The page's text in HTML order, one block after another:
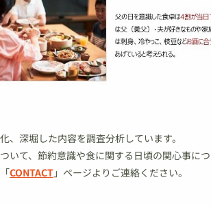
、深堀した内容を調査分析しています。
いて、節約意識や食に関する日頃の関心事に
CONTACT」ページよりご連絡ください。